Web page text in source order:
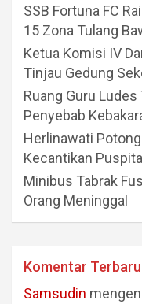
SSB Fortuna FC
15 Zona Tulang
Ketua Komisi IV
Tinjau Gedung
Ruang Guru
Penyebab
Herlinawati
Kecantikan Puspita
Minibus Tabrak
Orang Meninggal
Komentar Terbaru
Samsudin